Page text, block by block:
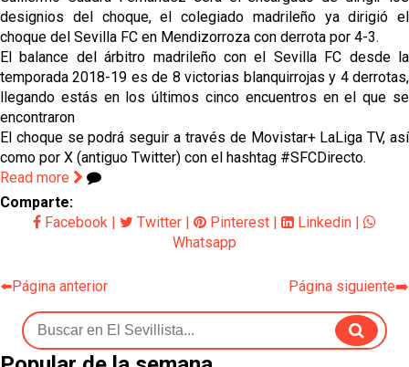
designios del choque, el colegiado madrileño ya dirigió el
choque del Sevilla FC en Mendizorroza con derrota por 4-3.
El balance del árbitro madrileño con el Sevilla FC desde la
temporada 2018-19 es de 8 victorias blanquirrojas y 4 derrotas,
llegando estás en los últimos cinco encuentros en el que se
encontraron
El choque se podrá seguir a través de Movistar+ LaLiga TV, así
como por X (antiguo Twitter) con el hashtag #SFCDirecto.
Read more
Comparte:
Facebook
Twitter Pinterest Linkedin
Whatsapp
⬅️Página anterior Página siguiente➡️